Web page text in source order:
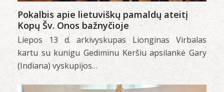
Pokalbis apie lietuviškų pamaldų ateitį
Kopų Šv. Onos bažnyčioje
Liepos 13 d. arkivyskupas Lionginas Virbalas
kartu su kunigu Gediminu Keršiu apsilankė Gary
(Indiana) vyskupijos…